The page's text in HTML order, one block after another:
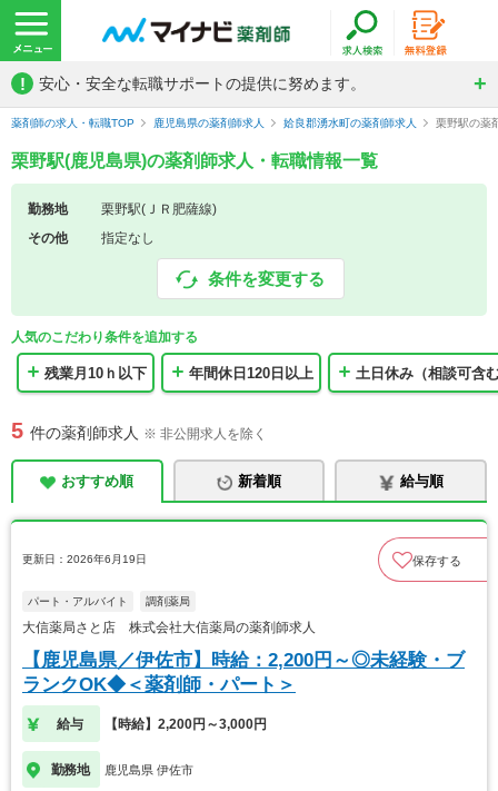
! 安心・安全な転職サポートの提供に努めます。
薬剤師の求人・転職TOP 鹿児島県の薬剤師求人 姶良郡湧水町の薬剤師求人 栗野駅の薬
栗野駅(鹿児島県)の薬剤師求人・転職情報一覧
勤務地
栗野駅(ＪＲ肥薩線)
その他
指定なし
条件を変更する
人気のこだわり条件を追加する
残業月10ｈ以下 年間休日120日以上 土日休み（相談可含
5 件の薬剤師求人 ※ 非公開求人を除く
おすすめ順 新着順 給与順
更新日：2026年6月19日 保存する
パート・アルバイト 調剤薬局
大信薬局さと店 株式会社大信薬局の薬剤師求人
【鹿児島県／伊佐市】時給：2,200円～◎未経験・ブ
ランクOK◆＜薬剤師・パート＞
給与 【時給】2,200円～3,000円
勤務地 鹿児島県 伊佐市